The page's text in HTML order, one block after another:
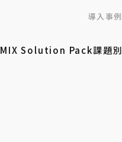
導入事例
Solution Pack課題